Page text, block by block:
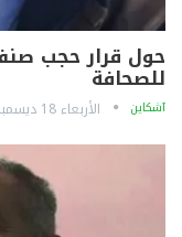
حول قرار حجب صنف
للصحافة
آشكاين الأربعاء 18 ديسمبر 2019 - 23:00